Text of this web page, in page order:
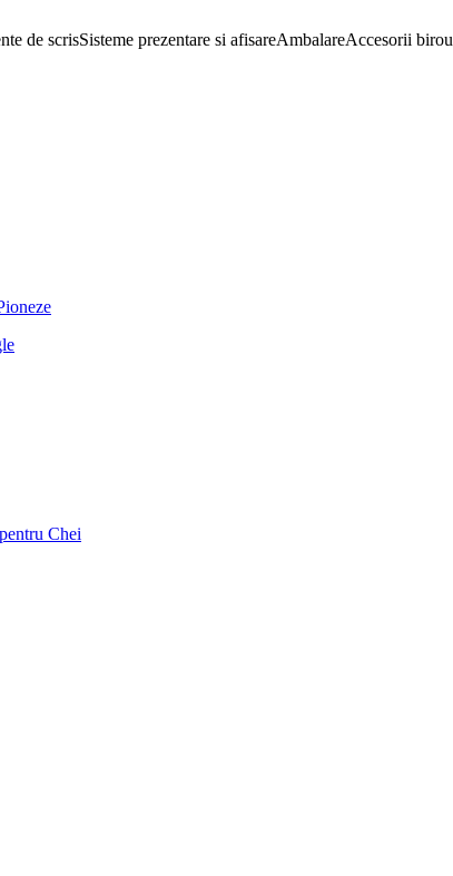
de scrisSisteme prezentare si afisareAmbalareAccesorii birou
Chei